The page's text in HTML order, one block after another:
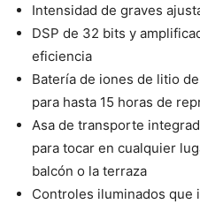
Intensidad de graves
DSP de 32 bits y
eficiencia
Batería de iones de litio
para hasta 15 horas de
Asa de transporte
para tocar en cualquier
balcón o la terraza
Controles iluminados que